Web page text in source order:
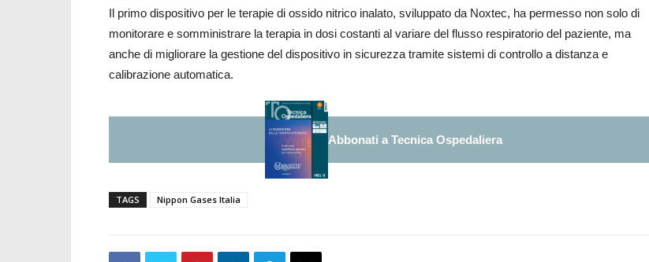
Il primo dispositivo per le terapie di ossido nitrico inalato, sviluppato da Noxtec, ha permesso non solo di
monitorare e somministrare la terapia in dosi costanti al variare del flusso respiratorio del paziente, ma
anche di migliorare la gestione del dispositivo in sicurezza tramite sistemi di controllo a distanza e
calibrazione automatica.
Abbonati a Tecnica Ospedaliera
TAGS Nippon Gases Italia